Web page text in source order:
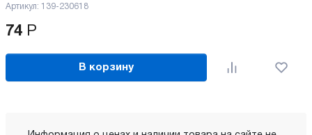
Артикул: 139-230618
74 Р
В корзину